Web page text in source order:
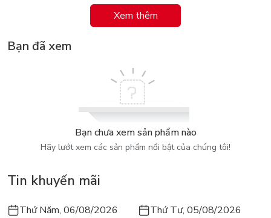
Chương 2: Bộn ba công cụ cưỡng chế: sức mạnh cốt lõi của Mỹ
Hệ thống cưỡng chế thông qua thương mại
Cưỡng chế trong lĩnh vực tài chính
Những thách thức đối với các công cụ cưỡng chế của Mỹ
Chương 3: Trung Quốc định hình hệ thống cưỡng chế mô phỏng
Xây dựng và hoàn thiện khung khổ pháp lý cho hệ thống cưỡng
Trung Quốc triển khai bộ công cụ cưỡng chế mới kể từ 2018
Xem thêm
Bạn đã xem
Bạn chưa xem sản phẩm nào
Hãy lướt xem các sản phẩm nổi bật của chúng tôi!
Tin khuyến mãi
Thứ Năm, 06/08/2026 Thứ Tư, 05/08/2026